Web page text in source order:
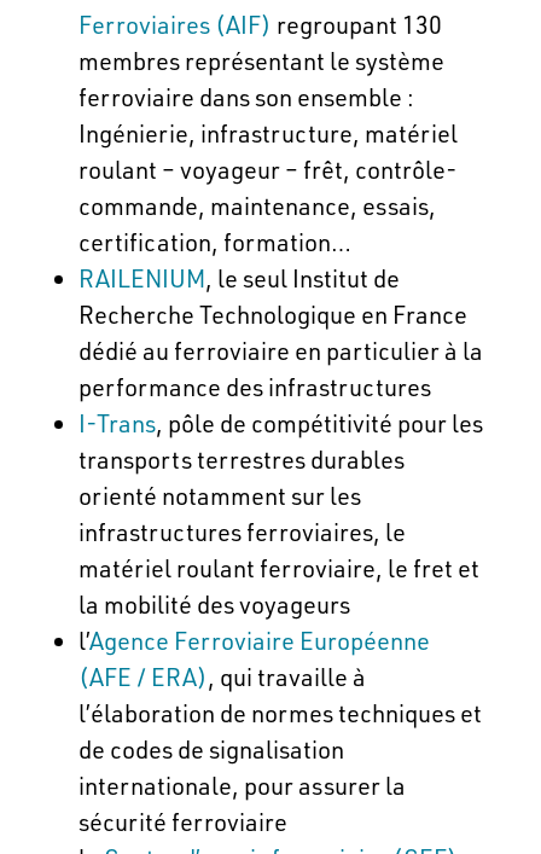
Ferroviaires (AIF) regroupant 130
membres représentant le système
ferroviaire dans son ensemble :
Ingénierie, infrastructure, matériel
roulant – voyageur – frêt, contrôle-
commande, maintenance, essais,
certification, formation…
RAILENIUM, le seul Institut de
Recherche Technologique en France
dédié au ferroviaire en particulier à la
performance des infrastructures
I-Trans, pôle de compétitivité pour les
transports terrestres durables
orienté notamment sur les
infrastructures ferroviaires, le
matériel roulant ferroviaire, le fret et
la mobilité des voyageurs
l’Agence Ferroviaire Européenne
(AFE / ERA) , qui travaille à
l’élaboration de normes techniques et
de codes de signalisation
internationale, pour assurer la
sécurité ferroviaire